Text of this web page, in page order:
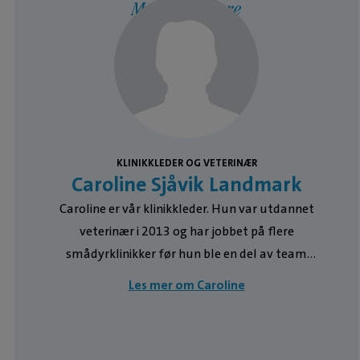
Medarbeidere
KLINIKKLEDER OG VETERINÆR
Caroline Sjåvik Landmark
Caroline er vår klinikkleder. Hun var utdannet
veterinær i 2013 og har jobbet på flere
smådyrklinikker før hun ble en del av team
Les mer om Caroline